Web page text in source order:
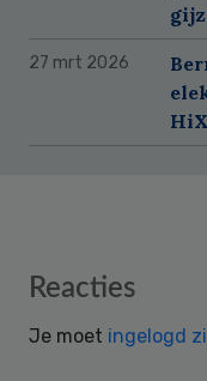
27 mrt 2026
HiX
Reader
Reacties
Je moet ingelogd